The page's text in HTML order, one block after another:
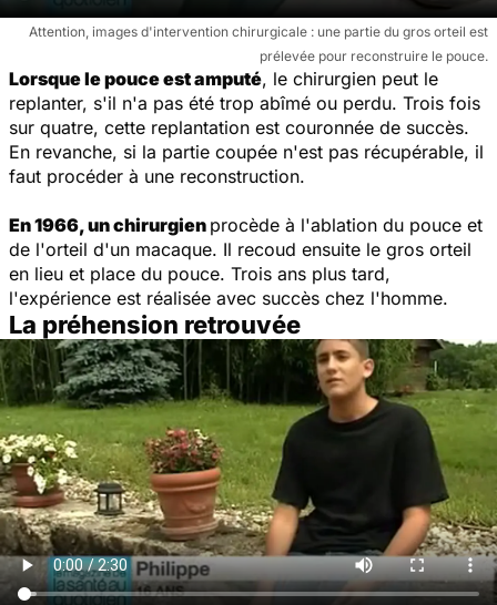
Attention, images d'intervention chirurgicale : une partie du gros orteil est
prélevée pour reconstruire le pouce.
Lorsque le pouce est amputé, le chirurgien peut le
replanter, s'il n'a pas été trop abîmé ou perdu. Trois fois
sur quatre, cette replantation est couronnée de succès.
En revanche, si la partie coupée n'est pas récupérable, il
faut procéder à une reconstruction.
En 1966, un chirurgien procède à l'ablation du pouce et
de l'orteil d'un macaque. Il recoud ensuite le gros orteil
en lieu et place du pouce. Trois ans plus tard,
l'expérience est réalisée avec succès chez l'homme.
La préhension retrouvée